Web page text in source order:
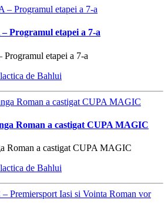
Programul etapei a 7-a
etapei a 7-a
de Bahlui
Roman a castigat CUPA MAGIC
Roman a castigat CUPA MAGIC
de Bahlui